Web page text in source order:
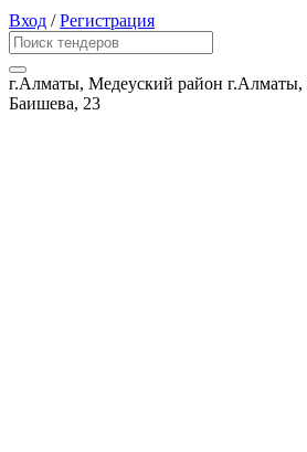
Вход /Регистрация
г.Алматы, Медеуский район г.Алматы,
Баишева, 23